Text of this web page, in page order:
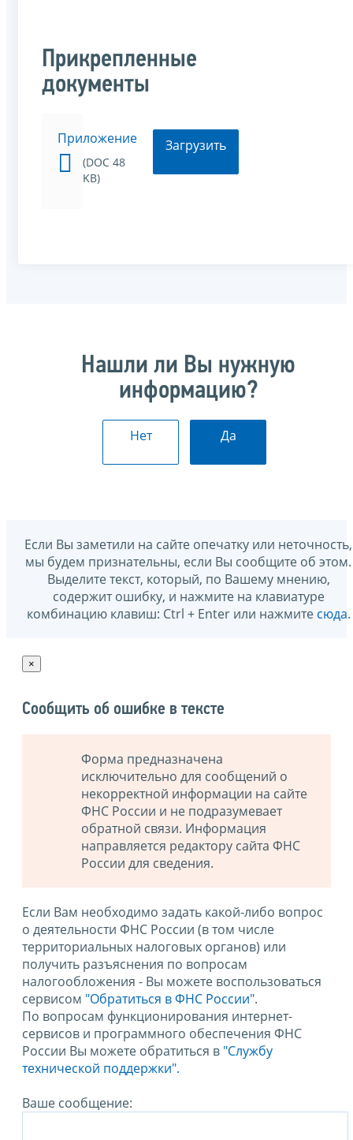
Прикрепленные
документы
Приложение
(DOC 48
KB)
Загрузить
Нашли ли Вы нужную
информацию?
Нет Да
Если Вы заметили на сайте опечатку или неточность,
мы будем признательны, если Вы сообщите об этом.
Выделите текст, который, по Вашему мнению,
содержит ошибку, и нажмите на клавиатуре
комбинацию клавиш: Ctrl + Enter или нажмите сюда.
×
Сообщить об ошибке в тексте
Форма предназначена
исключительно для сообщений о
некорректной информации на сайте
ФНС России и не подразумевает
обратной связи. Информация
направляется редактору сайта ФНС
России для сведения.
Если Вам необходимо задать какой-либо вопрос
о деятельности ФНС России (в том числе
территориальных налоговых органов) или
получить разъяснения по вопросам
налогообложения - Вы можете воспользоваться
сервисом "Обратиться в ФНС России".
По вопросам функционирования интернет-
сервисов и программного обеспечения ФНС
России Вы можете обратиться в "Службу
технической поддержки".
Ваше сообщение: